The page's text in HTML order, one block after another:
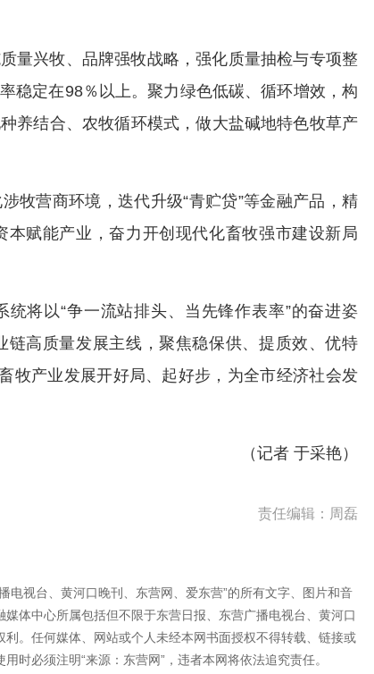
量兴牧、品牌强牧战略，强化质量抽检与专项整
稳定在98％以上。聚力绿色低碳、循环增效，构
养结合、农牧循环模式，做大盐碱地特色牧草产
牧营商环境，迭代升级“青贮贷”等金融产品，精
赋能产业，奋力开创现代化畜牧强市建设新局
将以“争一流站排头、当先锋作表率”的奋进姿
高质量发展主线，聚焦稳保供、提质效、优特
牧产业发展开好局、起好步，为全市经济社会发
（记者 于采艳）
责任编辑：周磊
视台、黄河口晚刊、东营网、爱东营”的所有文字、图片和音
体中心所属包括但不限于东营日报、东营广播电视台、黄河口
。任何媒体、网站或个人未经本网书面授权不得转载、链接或
时必须注明“来源：东营网”，违者本网将依法追究责任。